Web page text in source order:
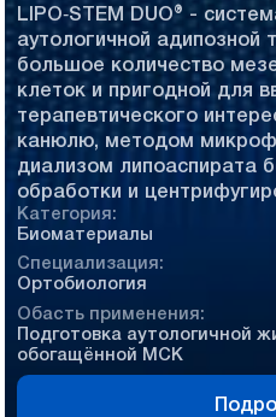
LIPO‑STEM DUO® -
аутологичной адипозной
большое количество
клеток и пригодной для
терапевтического
канюлю, методом
диализом липоаспирата
обработки и
Категория:
Биоматериалы
Специализация:
Ортобиология
Обасть применения:
Подготовка аутологичной
обогащённой МСК